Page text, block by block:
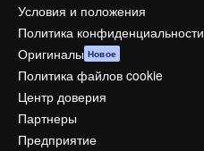
Условия и положения
Политика конфиденциальности
Оригиналы Новое
Политика файлов cookie
Центр доверия
Партнеры
Предприятие